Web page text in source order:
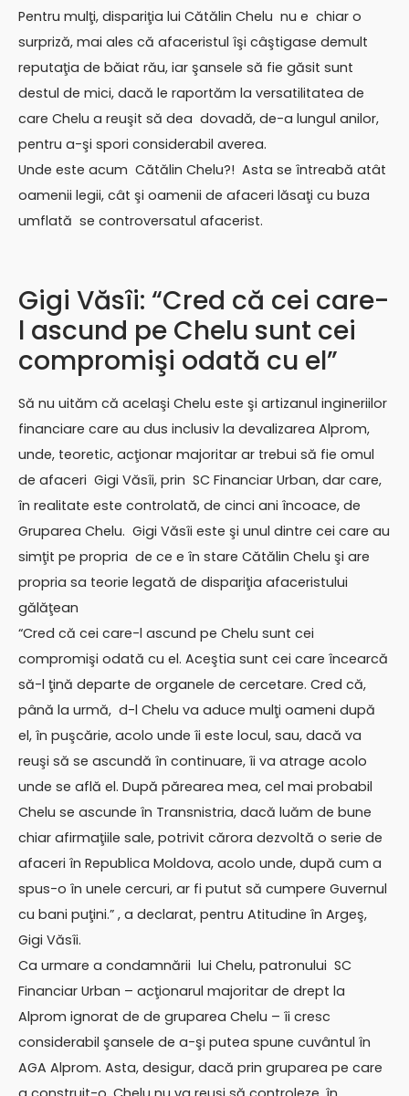
Pentru mulţi, dispariţia lui Cătălin Chelu nu e chiar o
surpriză, mai ales că afaceristul îşi câştigase demult
reputaţia de băiat rău, iar şansele să fie găsit sunt
destul de mici, dacă le raportăm la versatilitatea de
care Chelu a reuşit să dea dovadă, de-a lungul anilor,
pentru a-şi spori considerabil averea.
Unde este acum Cătălin Chelu?! Asta se întreabă atât
oamenii legii, cât şi oamenii de afaceri lăsaţi cu buza
umflată se controversatul afacerist.
Gigi Văsîi: “Cred că cei care-
l ascund pe Chelu sunt cei
compromişi odată cu el”
Să nu uităm că acelaşi Chelu este şi artizanul ingineriilor
financiare care au dus inclusiv la devalizarea Alprom,
unde, teoretic, acţionar majoritar ar trebui să fie omul
de afaceri Gigi Văsîi, prin SC Financiar Urban, dar care,
în realitate este controlată, de cinci ani încoace, de
Gruparea Chelu. Gigi Văsîi este şi unul dintre cei care au
simţit pe propria de ce e în stare Cătălin Chelu şi are
propria sa teorie legată de dispariţia afaceristului
gălăţean
“Cred că cei care-l ascund pe Chelu sunt cei
compromişi odată cu el. Aceştia sunt cei care încearcă
să-l ţină departe de organele de cercetare. Cred că,
până la urmă, d-l Chelu va aduce mulţi oameni după
el, în puşcărie, acolo unde îi este locul, sau, dacă va
reuşi să se ascundă în continuare, îi va atrage acolo
unde se află el. După părearea mea, cel mai probabil
Chelu se ascunde în Transnistria, dacă luăm de bune
chiar afirmaţiile sale, potrivit cărora dezvoltă o serie de
afaceri în Republica Moldova, acolo unde, după cum a
spus-o în unele cercuri, ar fi putut să cumpere Guvernul
cu bani puţini.” , a declarat, pentru Atitudine în Argeş,
Gigi Văsîi.
Ca urmare a condamnării lui Chelu, patronului SC
Financiar Urban – acţionarul majoritar de drept la
Alprom ignorat de de gruparea Chelu – îi cresc
considerabil şansele de a-şi putea spune cuvântul în
AGA Alprom. Asta, desigur, dacă prin gruparea pe care